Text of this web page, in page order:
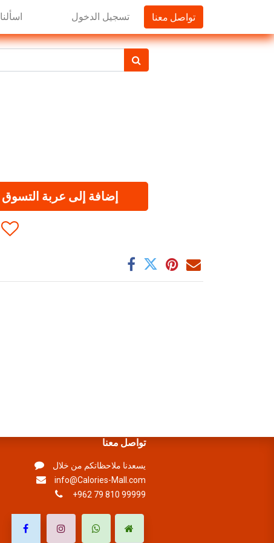
اسألنا تسجيل الدخول تواصل معنا
إضافة إلى عربة التسوق
تواصل معنا
يسعدنا ملاحظاتكم من خلال
info@Calories-Mall.com
+962 79 810 99999